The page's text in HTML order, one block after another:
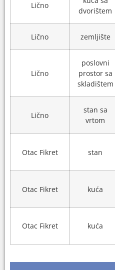
Lično
dvorištem
Lično zemljište
Lično
poslovni
prostor sa
skladištem
Lično
stan sa
vrtom
Otac Fikret stan
Otac Fikret kuća
Otac Fikret kuća